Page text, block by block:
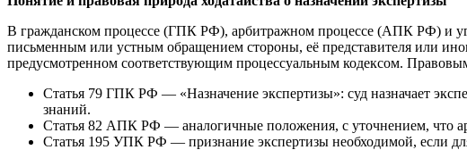
В гражданском процессе (ГПК РФ), арбитражном процессе (АПК РФ) и
письменным или устным обращением стороны, её представителя или
предусмотренном соответствующим процессуальным кодексом.
Статья 79 ГПК РФ — «Назначение экспертизы»: суд назначает
знаний.
Статья 82 АПК РФ — аналогичные положения, с уточнением, что
Статья 195 УПК РФ — признание экспертизы необходимой, если